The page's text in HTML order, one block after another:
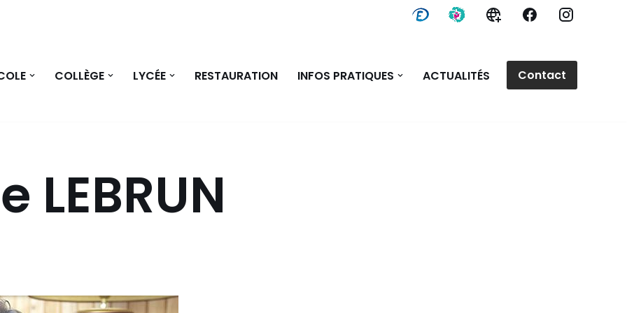
COLLÈGE LYCÉE RESTAURATION INFOS PRATIQUES ACTUALITÉS Contact
LEBRUN